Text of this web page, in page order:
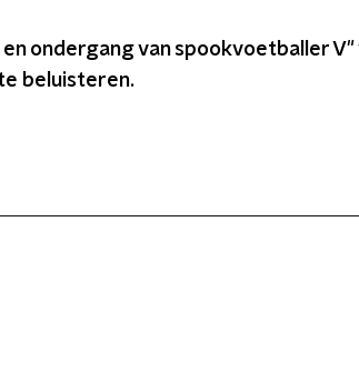
ondergang van spookvoetballer V"
beluisteren.